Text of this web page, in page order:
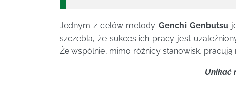
Jednym z celów metodyGenchi Genbutsu
szczebla, że sukces ich pracy jest
Że wspólnie, mimo różnicy stanowisk, pracują
Unikać